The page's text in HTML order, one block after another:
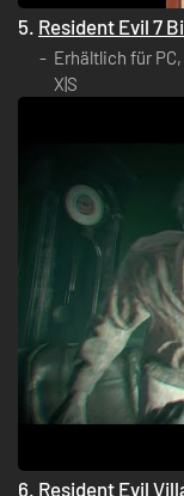
5. Resident Evil 7
Erhältlich für
X|S
6. Resident Evil